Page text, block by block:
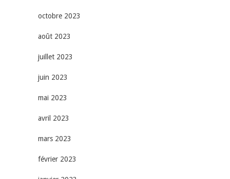
octobre 2023
août 2023
juillet 2023
juin 2023
mai 2023
avril 2023
mars 2023
février 2023